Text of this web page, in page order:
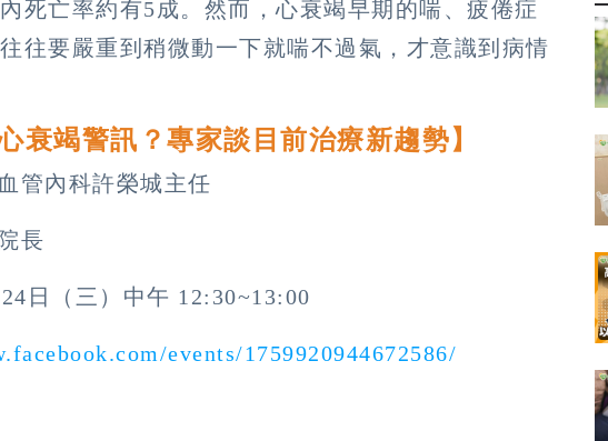
死亡率約有5成。然而，心衰竭早期的喘、疲倦症
往要嚴重到稍微動一下就喘不過氣，才意識到病情
衰竭警訊？專家談目前治療新趨勢】
管內科許榮城主任
長
日（三）中午 12:30~13:00
events/1759920944672586/